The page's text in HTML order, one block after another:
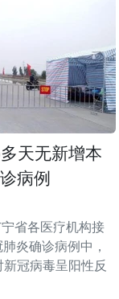
天无新增本
病例
省各医疗机构接
炎确诊病例中，
冠病毒呈阳性反